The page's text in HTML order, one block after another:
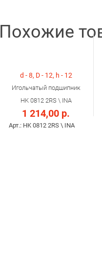
Похожие
d - 8, D - 12, h - 12
Игольчатый подшипник
HK 0812 2RS \ INA
1 214,00 р.
Арт.: HK 0812 2RS \ INA